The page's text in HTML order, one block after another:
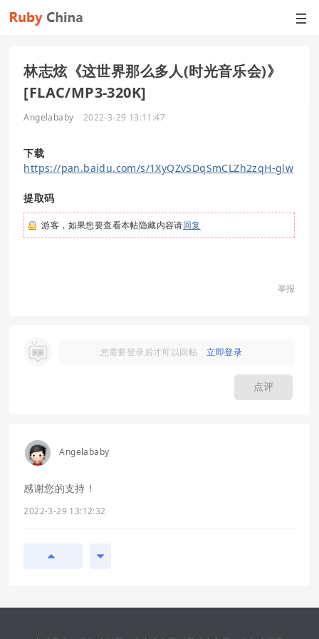
林志炫《这世界那么多人(时光音乐会)》
[FLAC/MP3-320K]
Angelababy 2022-3-29 13:11:47
下载
https://pan.baidu.com/s/1XyQZvSDqSmCLZh2zqH-glw
提取码
游客，如果您要查看本帖隐藏内容请回复
举报
您需要登录后才可以回帖 立即登录
点评
Angelababy
感谢您的支持！
2022-3-29 13:12:32